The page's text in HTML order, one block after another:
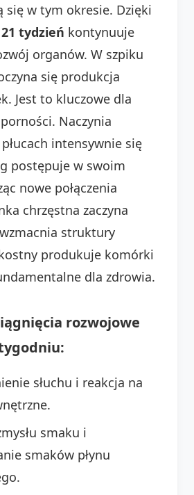
się w tym okresie. Dzięki
tydzień kontynuuje
organów. W szpiku
się produkcja
Jest to kluczowe dla
Naczynia
intensywnie się
postępuje w swoim
nowe połączenia
chrzęstna zaczyna
struktury
produkuje komórki
dla zdrowia.
rozwojowe
słuchu i reakcja na
smaku i
smaków płynu